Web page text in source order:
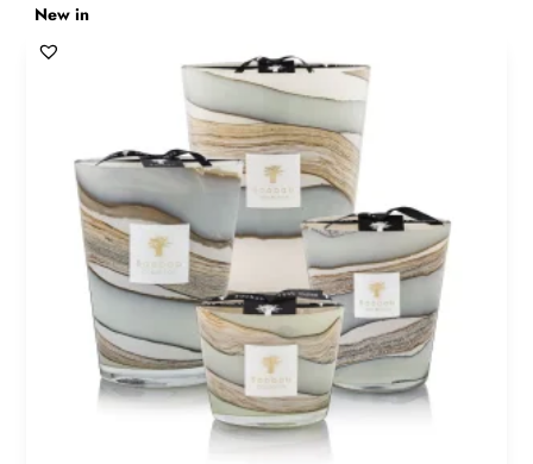
47.900,00 RSD
New in